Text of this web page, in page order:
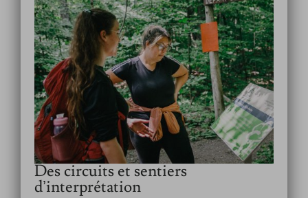
Des circuits et sentiers
d’interprétation